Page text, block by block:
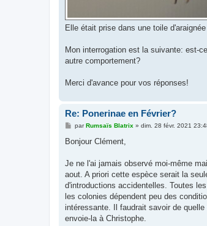
Elle était prise dans une toile
Mon interrogation est la suivante: est-
autre comportement?
Merci d'avance pour vos réponses!
Re: Ponerinae en Février?
M
s
g
parRumsaïs Blatrix » dim. 28 févr. 2021
Bonjour Clément,
Je ne l'ai jamais observé moi-même
aout. A priori cette espèce serait la
d'introductions accidentelles. Toutes
les colonies dépendent peu des
intéressante. Il faudrait savoir de
envoie-la à Christophe.